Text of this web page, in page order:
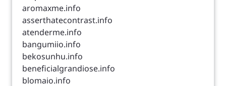
aromaxme.info
asserthatecontrast.info
atenderme.info
bangumiio.info
bekosunhu.info
beneficialgrandiose.info
blomaio.info